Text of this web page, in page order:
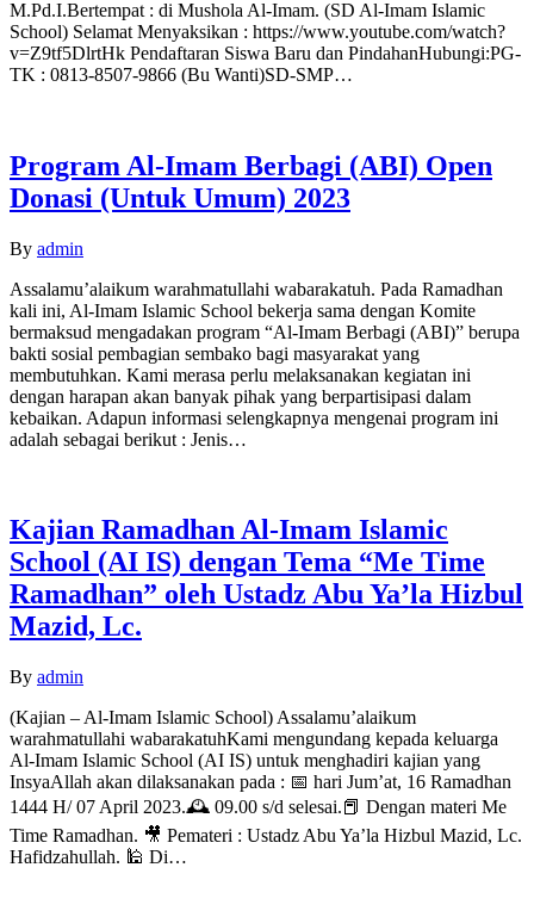
M.Pd.I.Bertempat : di Mushola Al-Imam. (SD Al-Imam Islamic
School) Selamat Menyaksikan : https://www.youtube.com/watch?
v=Z9tf5DlrtHk Pendaftaran Siswa Baru dan PindahanHubungi:PG-
TK : 0813-8507-9866 (Bu Wanti)SD-SMP…
Program Al-Imam Berbagi (ABI) Open
Donasi (Untuk Umum) 2023
By admin
Assalamu’alaikum warahmatullahi wabarakatuh. Pada Ramadhan
kali ini, Al-Imam Islamic School bekerja sama dengan Komite
bermaksud mengadakan program “Al-Imam Berbagi (ABI)” berupa
bakti sosial pembagian sembako bagi masyarakat yang
membutuhkan. Kami merasa perlu melaksanakan kegiatan ini
dengan harapan akan banyak pihak yang berpartisipasi dalam
kebaikan. Adapun informasi selengkapnya mengenai program ini
adalah sebagai berikut : Jenis…
Kajian Ramadhan Al-Imam Islamic
School (AI IS) dengan Tema “Me Time
Ramadhan” oleh Ustadz Abu Ya’la Hizbul
Mazid, Lc.
By admin
(Kajian – Al-Imam Islamic School) Assalamu’alaikum
warahmatullahi wabarakatuhKami mengundang kepada keluarga
Al-Imam Islamic School (AI IS) untuk menghadiri kajian yang
InsyaAllah akan dilaksanakan pada : 📅 hari Jum’at, 16 Ramadhan
1444 H/ 07 April 2023.🕰️ 09.00 s/d selesai.📕 Dengan materi Me
Time Ramadhan. 🎥 Pemateri : Ustadz Abu Ya’la Hizbul Mazid, Lc.
Hafidzahullah. 🕌 Di…